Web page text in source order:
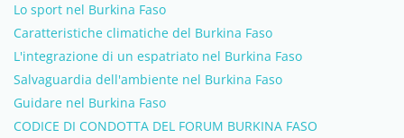
Lo sport nel Burkina Faso
Caratteristiche climatiche del Burkina Faso
L'integrazione di un espatriato nel Burkina Faso
Salvaguardia dell'ambiente nel Burkina Faso
Guidare nel Burkina Faso
CODICE DI CONDOTTA DEL FORUM BURKINA FASO